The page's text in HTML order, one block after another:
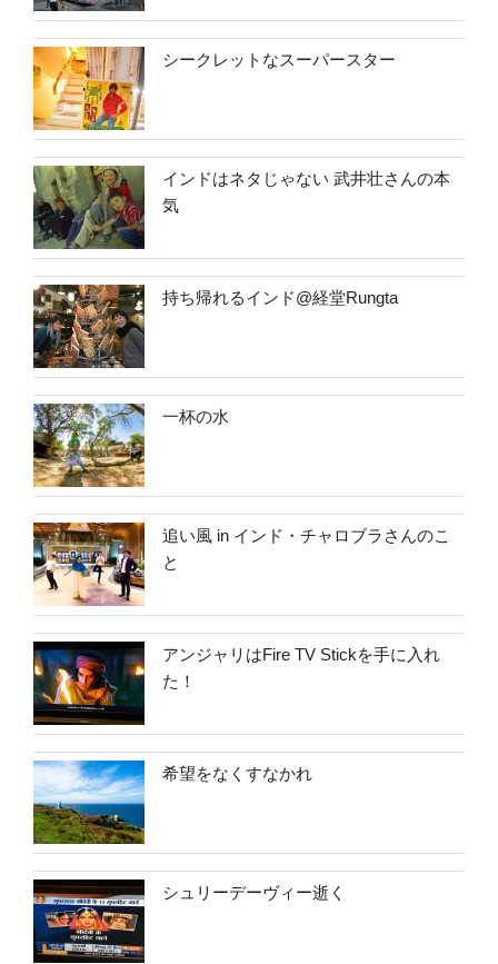
シークレットなスーパースター
インドはネタじゃない 武井壮さんの本
気
持ち帰れるインド@経堂Rungta
一杯の水
追い風 in インド・チャロブラさんのこ
と
アンジャリはFire TV Stickを手に入れ
た！
希望をなくすなかれ
シュリーデーヴィー逝く